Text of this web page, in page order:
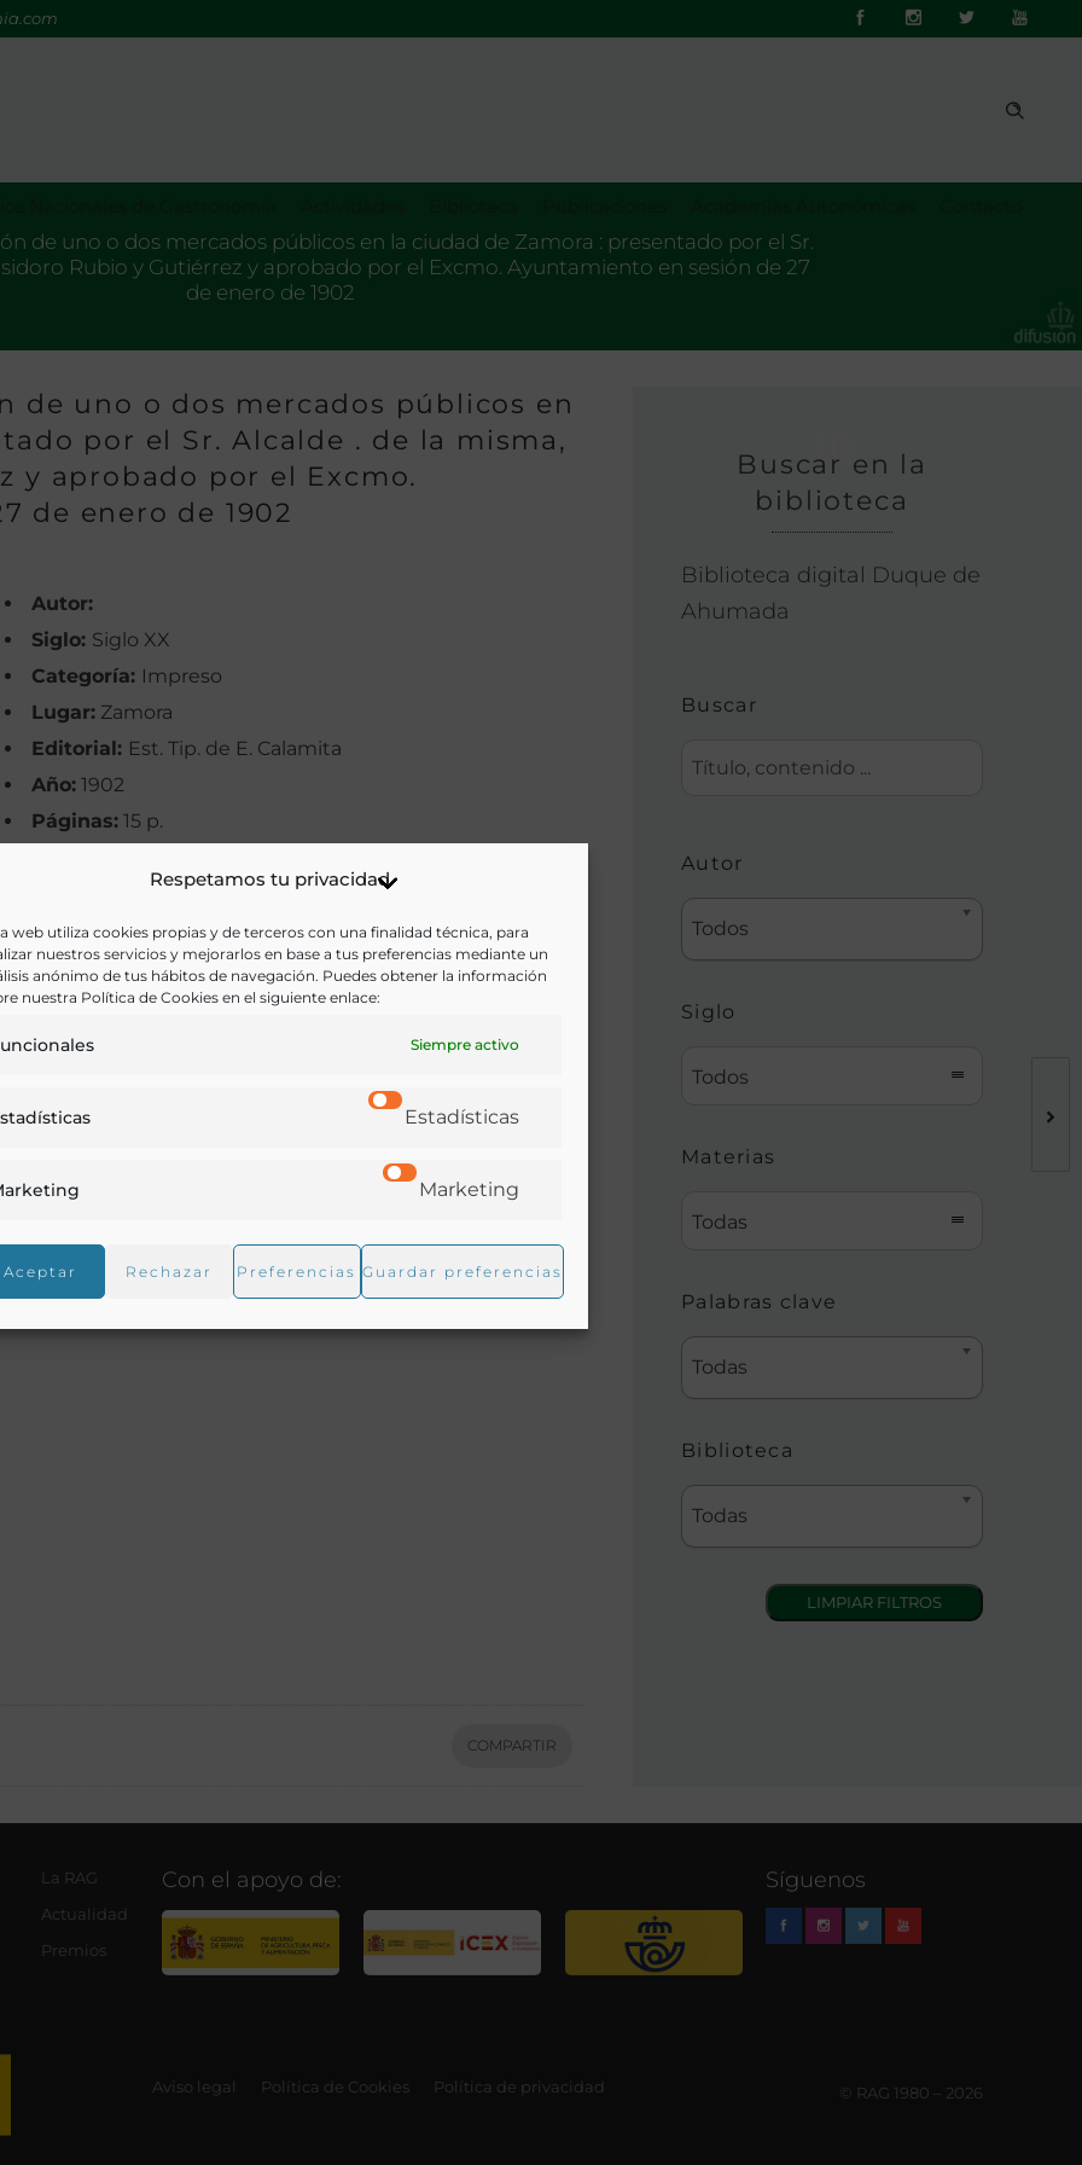
Respetamos tu privacidad
web utiliza cookies propias y de terceros con una finalidad técnica, para
nuestros servicios y mejorarlos en base a tus preferencias mediante un
anónimo de tus hábitos de navegación. Puedes obtener la información
nuestra Política de Cookies en el siguiente enlace:
Siempre activo
Estadísticas
Marketing
Aceptar Rechazar Preferencias Guardar preferencias
de uno o dos mercados públicos en la ciudad de Zamora : presentado por el Sr.
Rubio y Gutiérrez y aprobado por el Excmo. Ayuntamiento en sesión de 27
de enero de 1902
de uno o dos mercados públicos en
por el Sr. Alcalde . de la misma,
y aprobado por el Excmo.
de enero de 1902
Autor:
Siglo: Siglo XX
Categoría: Impreso
Lugar: Zamora
Editorial: Est. Tip. de E. Calamita
Año: 1902
Páginas: 15 p.
Alimentos, Economía y Comercio, Hostelería
Palabras clave:Alimentos, Comercio, Mercados,
Zamora
Idioma:Castellano
en quince años.
COMPARTIR
Buscar en la
biblioteca
Biblioteca digital Duque de
Ahumada
Buscar
Autor
Todos
Siglo
Todos
Materias
Todas
Palabras clave
Todas
Biblioteca
Todas
La RAG
Actualidad
Premios
Con el apoyo de: Síguenos
Aviso legal Política de Cookies Política de privacidad © RAG 1980 – 2026